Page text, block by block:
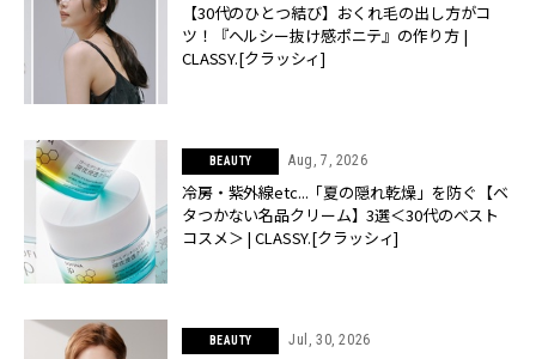
【30代のひとつ結び】おくれ毛の出し方がコ
ツ！『ヘルシー抜け感ポニテ』の作り方 |
CLASSY.[クラッシィ]
BEAUTY Aug, 7, 2026
冷房・紫外線etc...「夏の隠れ乾燥」を防ぐ【ベ
タつかない名品クリーム】3選＜30代のベスト
コスメ＞ | CLASSY.[クラッシィ]
BEAUTY Jul, 30, 2026